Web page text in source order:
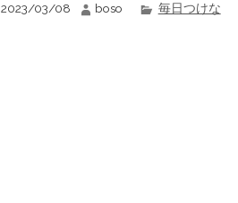
2023/03/08 boso
毎日つけな